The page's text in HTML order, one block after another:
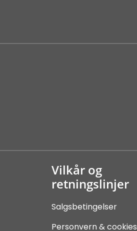
Vilkår og
retningslinjer
Salgsbetingelser
Personvern & cookies